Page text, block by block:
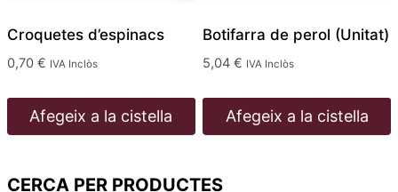
Croquetes d’espinacs
0,70 € IVA Inclòs
Afegeix a la cistella
Botifarra de perol (Unitat)
5,04 € IVA Inclòs
Afegeix a la cistella
CERCA PER PRODUCTES